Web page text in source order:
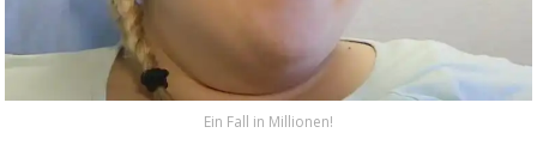
Ein Fall in Millionen!